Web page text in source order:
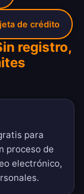
registro,
para
proceso de
electrónico,
de crédito